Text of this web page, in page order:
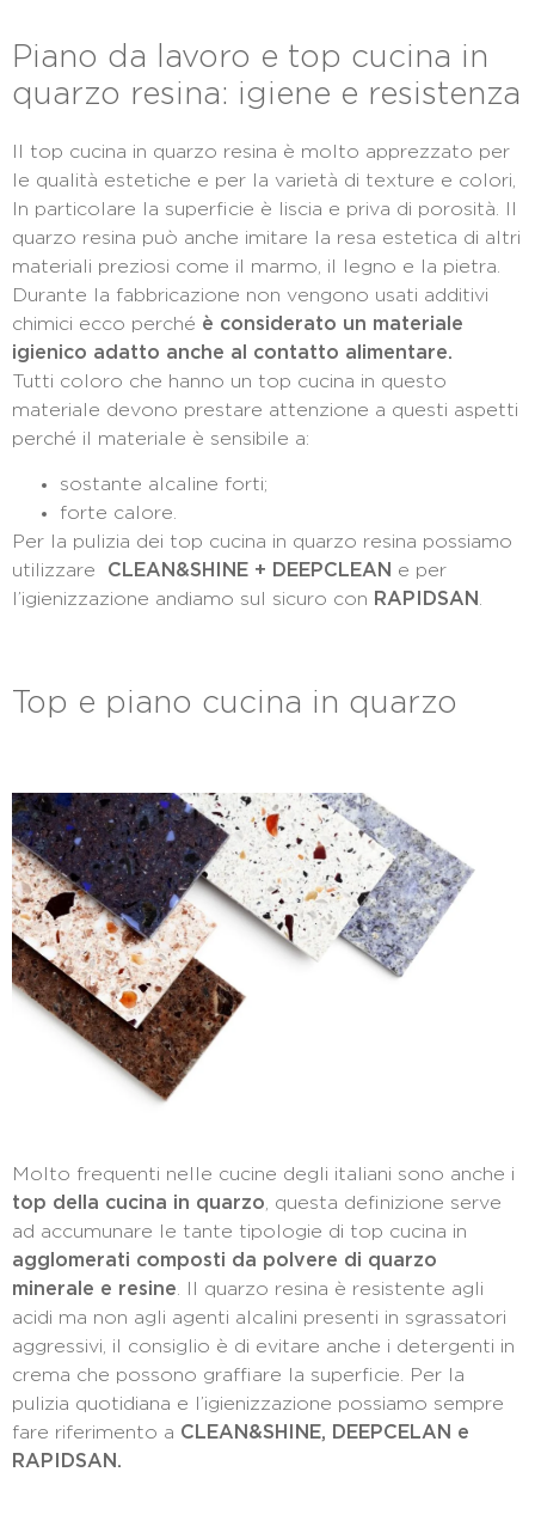
Piano da lavoro e top cucina in
quarzo resina: igiene e resistenza
Il top cucina in quarzo resina è molto apprezzato per
le qualità estetiche e per la varietà di texture e colori,
In particolare la superficie è liscia e priva di porosità. Il
quarzo resina può anche imitare la resa estetica di altri
materiali preziosi come il marmo, il legno e la pietra.
Durante la fabbricazione non vengono usati additivi
chimici ecco perché è considerato un materiale
igienico adatto anche al contatto alimentare.
Tutti coloro che hanno un top cucina in questo
materiale devono prestare attenzione a questi aspetti
perché il materiale è sensibile a:
sostante alcaline forti;
forte calore.
Per la pulizia dei top cucina in quarzo resina possiamo
utilizzare CLEAN&SHINE + DEEPCLEAN e per
l’igienizzazione andiamo sul sicuro con RAPIDSAN .
Top e piano cucina in quarzo
Molto frequenti nelle cucine degli italiani sono anche i
top della cucina in quarzo , questa definizione serve
ad accumunare le tante tipologie di top cucina in
agglomerati composti da polvere di quarzo
minerale e resine . Il quarzo resina è resistente agli
acidi ma non agli agenti alcalini presenti in sgrassatori
aggressivi, il consiglio è di evitare anche i detergenti in
crema che possono graffiare la superficie. Per la
pulizia quotidiana e l’igienizzazione possiamo sempre
fare riferimento a CLEAN&SHINE, DEEPCELAN e
RAPIDSAN.